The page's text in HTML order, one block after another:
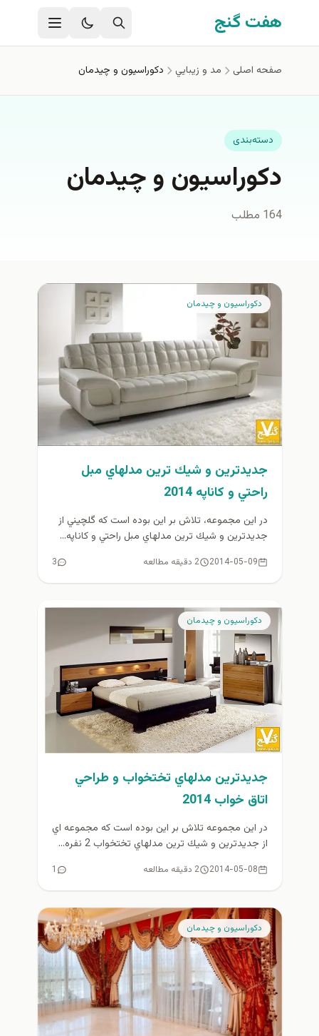
رفتن به محتوای اصلی
هفت گنج
صفحه اصلی مد و زيبايي دكوراسيون و چيدمان
دسته‌بندی
دكوراسيون و چيدمان
164 مطلب
دكوراسيون و چيدمان
جديدترين و شيك ترين مدلهاي مبل
راحتي و كاناپه 2014
در اين مجموعه، تلاش بر اين بوده است كه گلچيني از
جديدترين و شيك ترين مدلهاي مبل راحتي و كاناپه...
2014-05-09 2 دقیقه مطالعه 3
دكوراسيون و چيدمان
جديدترين مدلهاي تختخواب و طراحي
اتاق خواب 2014
در اين مجموعه تلاش بر اين بوده است كه مجموعه اي
از جديدترين و شيك ترين مدلهاي تختخواب 2 نفره...
2014-05-08 2 دقیقه مطالعه 1
دكوراسيون و چيدمان